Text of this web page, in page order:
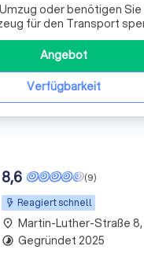
oder benötigen Sie
für den Transport
breite Auswahl an
von 2,8 bis 7,5 Tonnen, die
mieten können.
für den Transport von
Verfügbarkeit
Angebot
Reagiert schnell
(9)
8,6
place Martin-Luther-Straße
timelapse Gegründet 2025